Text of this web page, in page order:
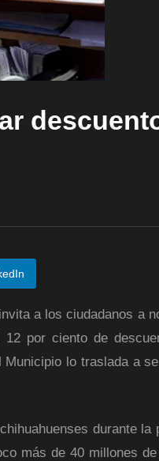
a los ciudadanos a
por ciento de
lo traslada a
durante la
más de 40 millones